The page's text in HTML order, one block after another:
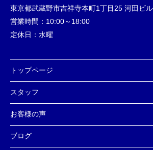
東京都武蔵野市吉祥寺本町1丁目25 河田ビ
営業時間： 10:00～18:00
定休日： 水曜
トップページ
スタッフ
お客様の声
ブログ